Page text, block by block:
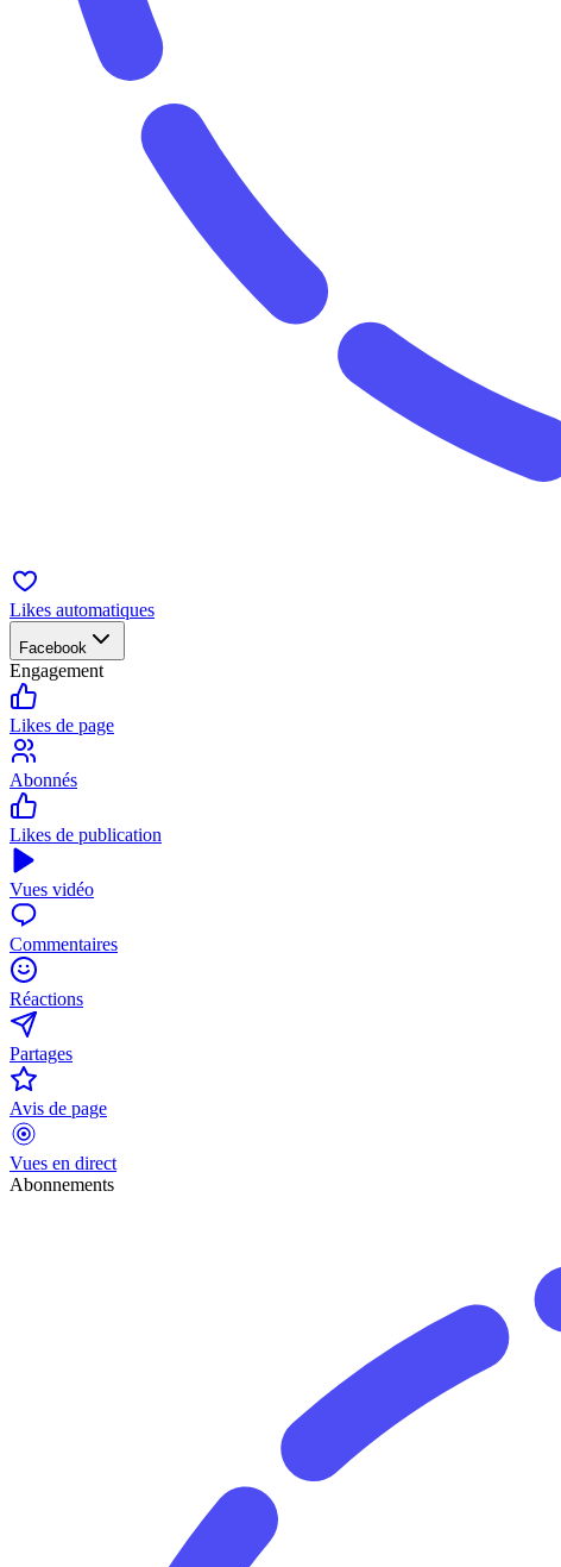
Likes automatiques
Facebook
Engagement
Likes de page
Abonnés
Likes de publication
Vues vidéo
Commentaires
Réactions
Partages
Avis de page
Vues en direct
Abonnements